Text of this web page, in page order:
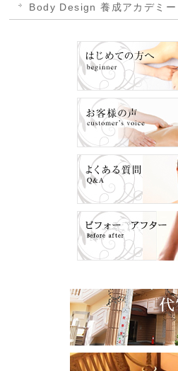
Body Design 養成アカデミー